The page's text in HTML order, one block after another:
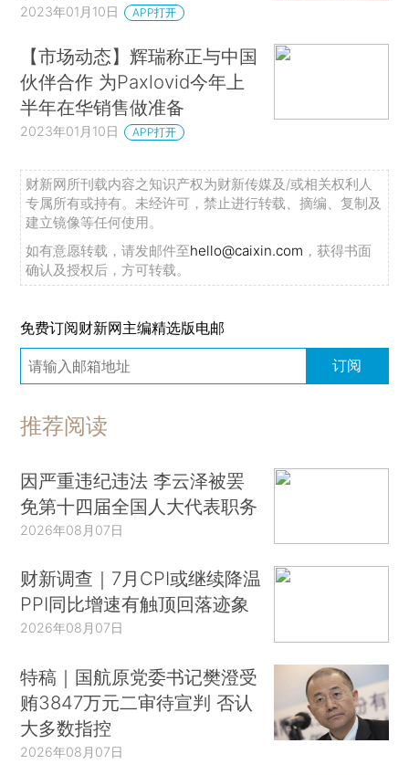
2023年01月10日 APP打开
【市场动态】辉瑞称正与中国
伙伴合作 为Paxlovid今年上
半年在华销售做准备
2023年01月10日 APP打开
财新网所刊载内容之知识产权为财新传媒及/或相关权利人
专属所有或持有。未经许可，禁止进行转载、摘编、复制及
建立镜像等任何使用。
如有意愿转载，请发邮件至hello@caixin.com ，获得书面
确认及授权后，方可转载。
免费订阅财新网主编精选版电邮
订阅
推荐阅读
因严重违纪违法 李云泽被罢
免第十四届全国人大代表职务
2026年08月07日
财新调查｜7月CPI或继续降温
PPI同比增速有触顶回落迹象
2026年08月07日
特稿｜国航原党委书记樊澄受
贿3847万元二审待宣判 否认
大多数指控
2026年08月07日